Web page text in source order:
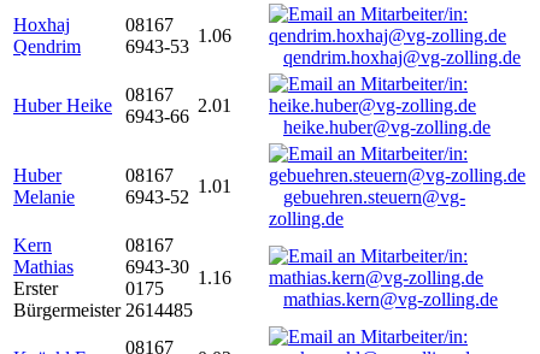
Hoxhaj
Qendrim
08167
6943-53
1.06
qendrim.hoxhaj@vg-zolling.de
Huber Heike
08167
6943-66
2.01
heike.huber@vg-zolling.de
Huber
Melanie
08167
6943-52
1.01
gebuehren.steuern@vg-
zolling.de
Kern
Mathias
Erster
Bürgermeister
08167
6943-30
0175
2614485
1.16
mathias.kern@vg-zolling.de
08167